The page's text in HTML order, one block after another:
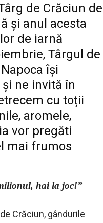
de Crăciun de
și anul acesta
de iarnă
Târgul de
își
ne invită în
cu toții
aromele,
vor pregăti
mai frumos
hai la joc!”
Crăciun, gândurile